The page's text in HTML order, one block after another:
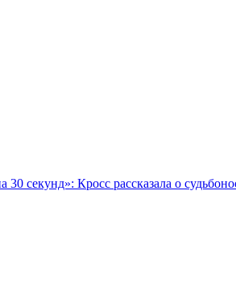
30 секунд»: Кросс рассказала о